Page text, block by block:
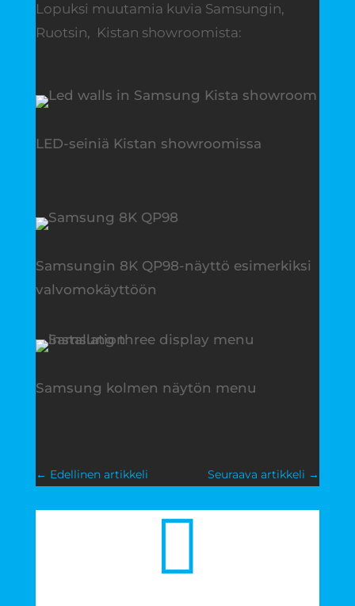
Lopuksi muutamia kuvia Samsungin,
Ruotsin, Kistan showroomista:
LED-seiniä Kistan showroomissa
Samsungin 8K QP98-näyttö esimerkiksi
valvomokäyttöön
Samsung kolmen näytön menu
← Edellinen artikkeli Seuraava artikkeli →
